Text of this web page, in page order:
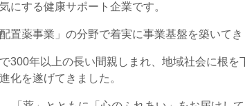
にする健康サポート企業です。
置薬事業」の分野で着実に事業基盤を築いてき
300年以上の長い間親しまれ、地域社会に根
化を遂げてきました。